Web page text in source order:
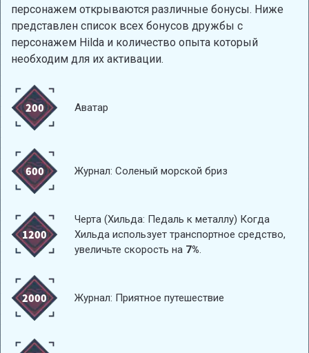
персонажем открываются различные бонусы. Ниже
представлен список всех бонусов дружбы с
персонажем Hilda и количество опыта который
необходим для их активации.
200 Аватар
600 Журнал: Соленый морской бриз
1200
Черта (Хильда: Педаль к металлу) Когда
Хильда использует транспортное средство,
увеличьте скорость на 7%.
2000 Журнал: Приятное путешествие